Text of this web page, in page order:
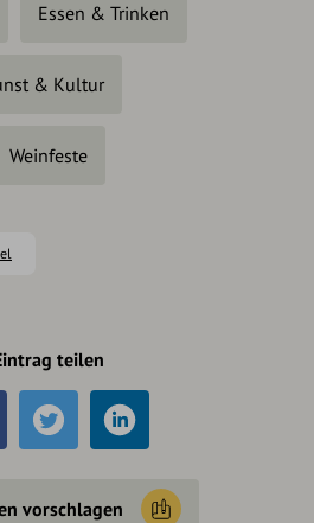
Essen & Trinken
& Kultur
Weinfeste
teilen
vorschlagen